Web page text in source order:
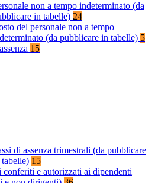
non a tempo indeterminato (da
in tabelle) 24
del personale non a tempo
(da pubblicare in tabelle) 5
15
di assenza trimestrali (da pubblicare
15
conferiti e autorizzati ai dipendenti